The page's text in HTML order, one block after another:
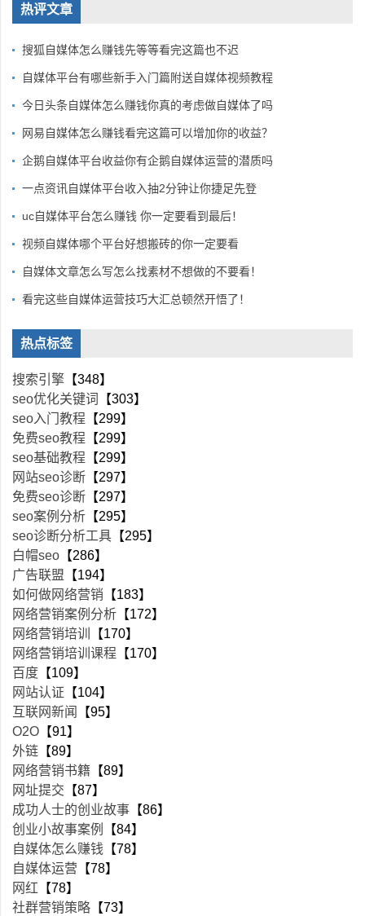
热评文章
搜狐自媒体怎么赚钱先等等看完这篇也不迟
自媒体平台有哪些新手入门篇附送自媒体视频教程
今日头条自媒体怎么赚钱你真的考虑做自媒体了吗
网易自媒体怎么赚钱看完这篇可以增加你的收益？
企鹅自媒体平台收益你有企鹅自媒体运营的潜质吗
一点资讯自媒体平台收入抽2分钟让你捷足先登
uc自媒体平台怎么赚钱 你一定要看到最后！
视频自媒体哪个平台好想搬砖的你一定要看
自媒体文章怎么写怎么找素材不想做的不要看！
看完这些自媒体运营技巧大汇总顿然开悟了！
热点标签
搜索引擎 【348】
seo优化关键词
【303】
seo入门教程 【299】
免费seo教程 【299】
seo基础教程 【299】
网站seo诊断 【297】
免费seo诊断 【297】
seo案例分析 【295】
seo诊断分析工具 【295】
白帽seo 【286】
广告联盟 【194】
如何做网络营销 【183】
网络营销案例分析 【172】
网络营销培训
【170】
网络营销培训课程 【170】
百度 【109】
网站认证 【104】
互联网新闻
【95】
O2O 【91】
外链 【89】
网络营销书籍 【89】
网址提交 【87】
成功人士的创业故事 【86】
创业小故事案例
【84】
自媒体怎么赚钱 【78】
自媒体运营 【78】
网红 【78】
社群营销策略 【73】